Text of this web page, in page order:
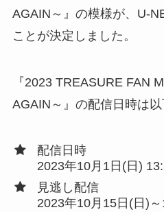
AGAIN～』の模様が、U-
ことが決定しました。
『2023 TREASURE FAN
AGAIN～』の配信日時は以
配信日時
2023年10月1日(日)
見逃し配信
2023年10月15日(日)